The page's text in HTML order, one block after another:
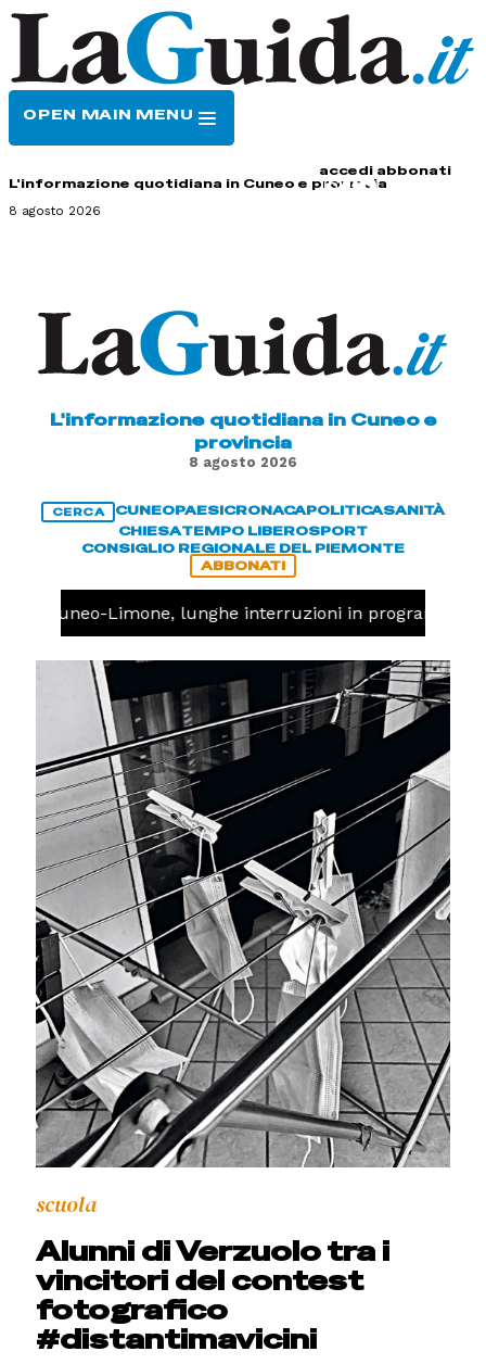
OPEN MAIN MENU
accedi abbonati
L'informazione quotidiana in Cuneo e provincia
8 agosto 2026
L'informazione quotidiana in Cuneo e
provincia
8 agosto 2026
CERCA CUNEOPAESICRONACAPOLITICASANITÀ
CHIESATEMPO LIBEROSPORT
CONSIGLIO REGIONALE DEL PIEMONTE
ABBONATI
Cuneo-Limone, lunghe interruzioni in programma
scuola
Alunni di Verzuolo tra i
vincitori del contest
fotografico
#distantimavicini